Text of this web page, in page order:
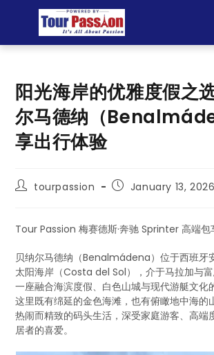
阳光海岸的优雅度假
尔马德纳（
享出行体验
tourpassion January 13, 2026
Tour Passion 梅赛德斯·奔驰 Sprinter 高端包
贝纳尔马德纳（Benalmádena）位于西班牙
太阳海岸（Costa del Sol），介于马拉加与
一座融合海滨度假、白色山城与现代游艇文化
这里既有绵延的金色海滩，也有俯瞰地中海的
热闹而精致的码头生活，深受家庭游客、高端
居者的喜爱。